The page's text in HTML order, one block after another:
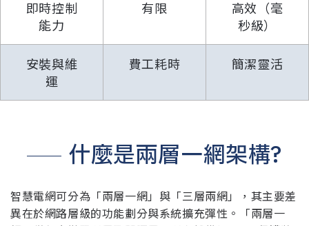
即時控制
能力
有限
高效（毫
秒級）
安裝與維
運
費工耗時 簡潔靈活
什麼是兩層一網架構?
智慧電網可分為「兩層一網」與「三層兩網」，其主要差
異在於網路層級的功能劃分與系統擴充彈性。「兩層一